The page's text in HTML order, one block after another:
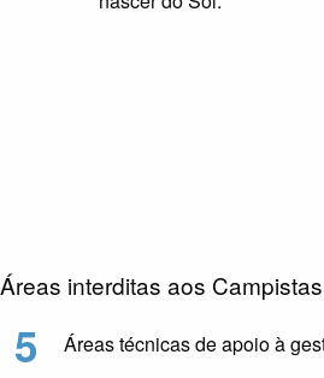
Áreas interditas aos
5 Áreas técnicas de apoio à